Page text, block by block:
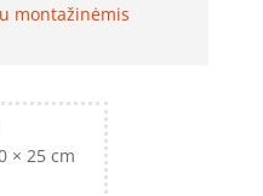
montažinėmis
× 25 cm